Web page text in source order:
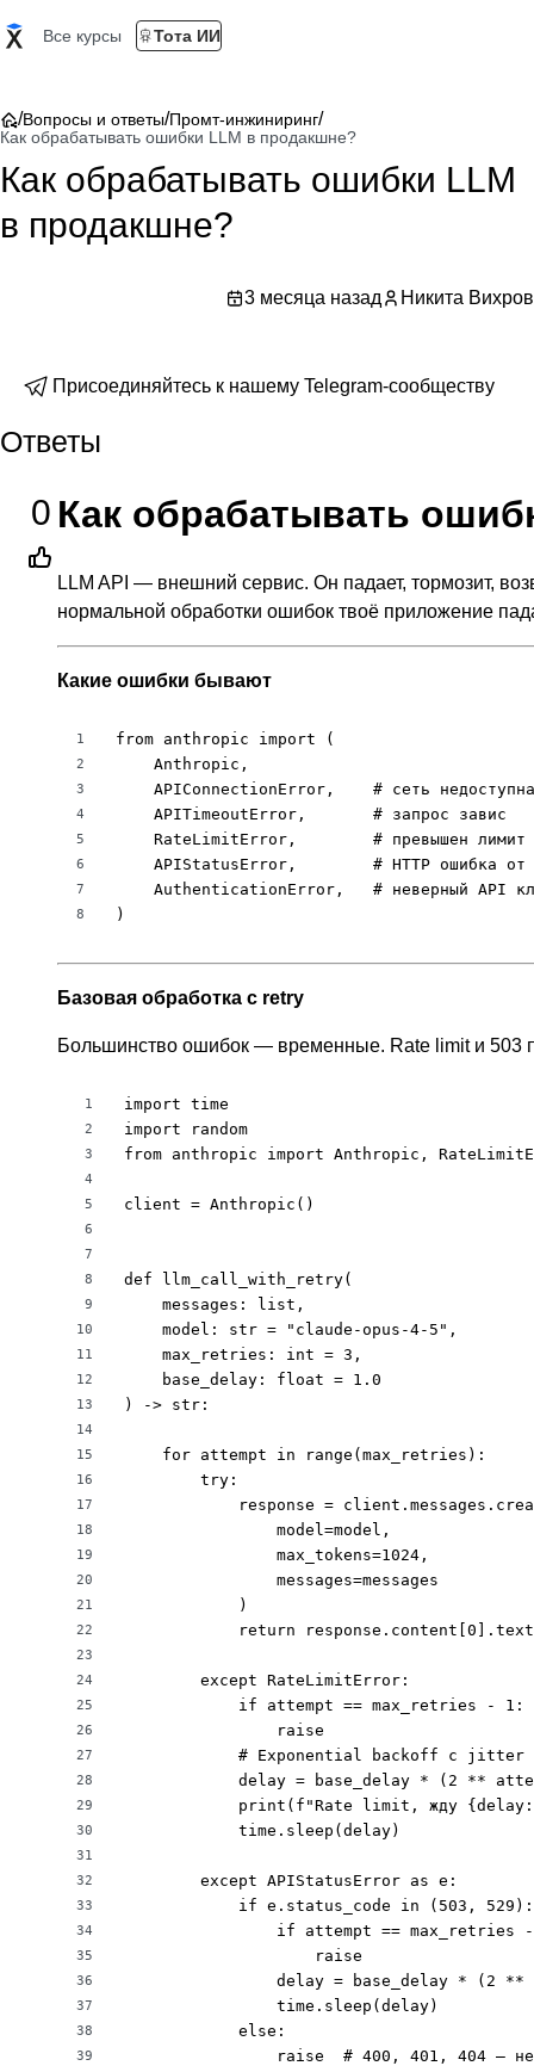
Все курсы Тота ИИ
/Вопросы и ответы/Промт-инжиниринг/
Как обрабатывать ошибки LLM в продакшне?
Как обрабатывать ошибки LLM
в продакшне?
3 месяца назад Никита Вихров
Присоединяйтесь к нашему Telegram-сообществу
Ответы
0 Как обрабатывать
LLM API — внешний сервис. Он падает, тормозит,
нормальной обработки ошибок твоё приложение
Какие ошибки бывают
1
2
3
4
5
6
7
8
from anthropic import (
    Anthropic,
    APIConnectionError,    # сеть недоступна
    APITimeoutError,       # запрос завис
RateLimitError,        # превышен лимит
APIStatusError,        # HTTP ошибка от
AuthenticationError,   # неверный API
)
Базовая обработка с retry
Большинство ошибок — временные. Rate limit и 503
1
2
3
4
5
6
7
8
9
10
11
12
13
14
15
16
17
18
19
20
21
22
23
24
25
26
27
28
29
30
31
32
33
34
35
36
37
38
39
import time
import random
from anthropic import Anthropic,
client = Anthropic()
def llm_call_with_retry(
    messages: list,
    model: str = "claude-opus-4-5",
    max_retries: int = 3,
    base_delay: float = 1.0
) -> str:
    for attempt in range(max_retries):
        try:
response =
                model=model,
                max_tokens=1024,
                messages=messages
            )
            return response.content[0].text
        except RateLimitError:
            if attempt == max_retries - 1:
                raise
            # Exponential backoff с jitter
delay = base_delay * (2 **
print(f"Rate limit, жду
            time.sleep(delay)
        except APIStatusError as e:
if e.status_code in (503,
if attempt == max_retries
                    raise
delay = base_delay * (2 **
                time.sleep(delay)
            else:
raise  # 400, 401, 404 —